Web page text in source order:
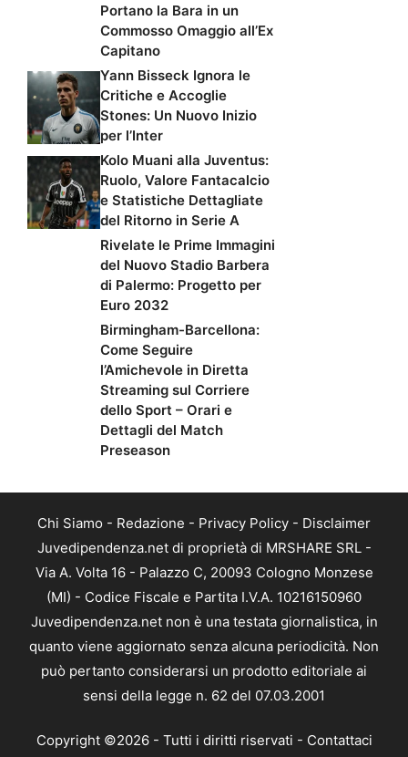
Portano la Bara in un
Commosso Omaggio all’Ex
Capitano
Yann Bisseck Ignora le
Critiche e Accoglie
Stones: Un Nuovo Inizio
per l’Inter
Kolo Muani alla Juventus:
Ruolo, Valore Fantacalcio
e Statistiche Dettagliate
del Ritorno in Serie A
Rivelate le Prime Immagini
del Nuovo Stadio Barbera
di Palermo: Progetto per
Euro 2032
Birmingham-Barcellona:
Come Seguire
l’Amichevole in Diretta
Streaming sul Corriere
dello Sport – Orari e
Dettagli del Match
Preseason
Chi Siamo - Redazione - Privacy Policy - Disclaimer
Juvedipendenza.net di proprietà di MRSHARE SRL -
Via A. Volta 16 - Palazzo C, 20093 Cologno Monzese
(MI) - Codice Fiscale e Partita I.V.A. 10216150960
Juvedipendenza.net non è una testata giornalistica, in
quanto viene aggiornato senza alcuna periodicità. Non
può pertanto considerarsi un prodotto editoriale ai
sensi della legge n. 62 del 07.03.2001
Copyright ©2026 - Tutti i diritti riservati - Contattaci